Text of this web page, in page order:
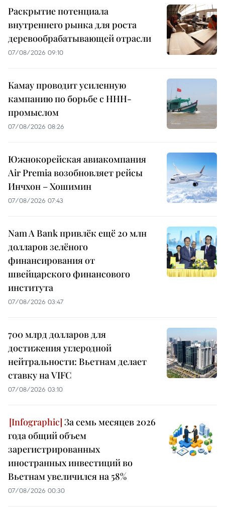
Раскрытие потенциала
внутреннего рынка для роста
деревообрабатывающей отрасли
07/08/2026 09:10
Камау проводит усиленную
кампанию по борьбе с ННН-
промыслом
07/08/2026 08:26
Южнокорейская авиакомпания
Air Premia возобновляет рейсы
Инчхон – Хошимин
07/08/2026 07:43
Nam A Bank привлёк ещё 20 млн
долларов зелёного
финансирования от
швейцарского финансового
института
07/08/2026 03:47
700 млрд долларов для
достижения углеродной
нейтральности: Вьетнам делает
ставку на VIFC
07/08/2026 03:10
За семь месяцев 2026
года общий объем
зарегистрированных
иностранных инвестиций во
Вьетнам увеличился на 58%
07/08/2026 00:30